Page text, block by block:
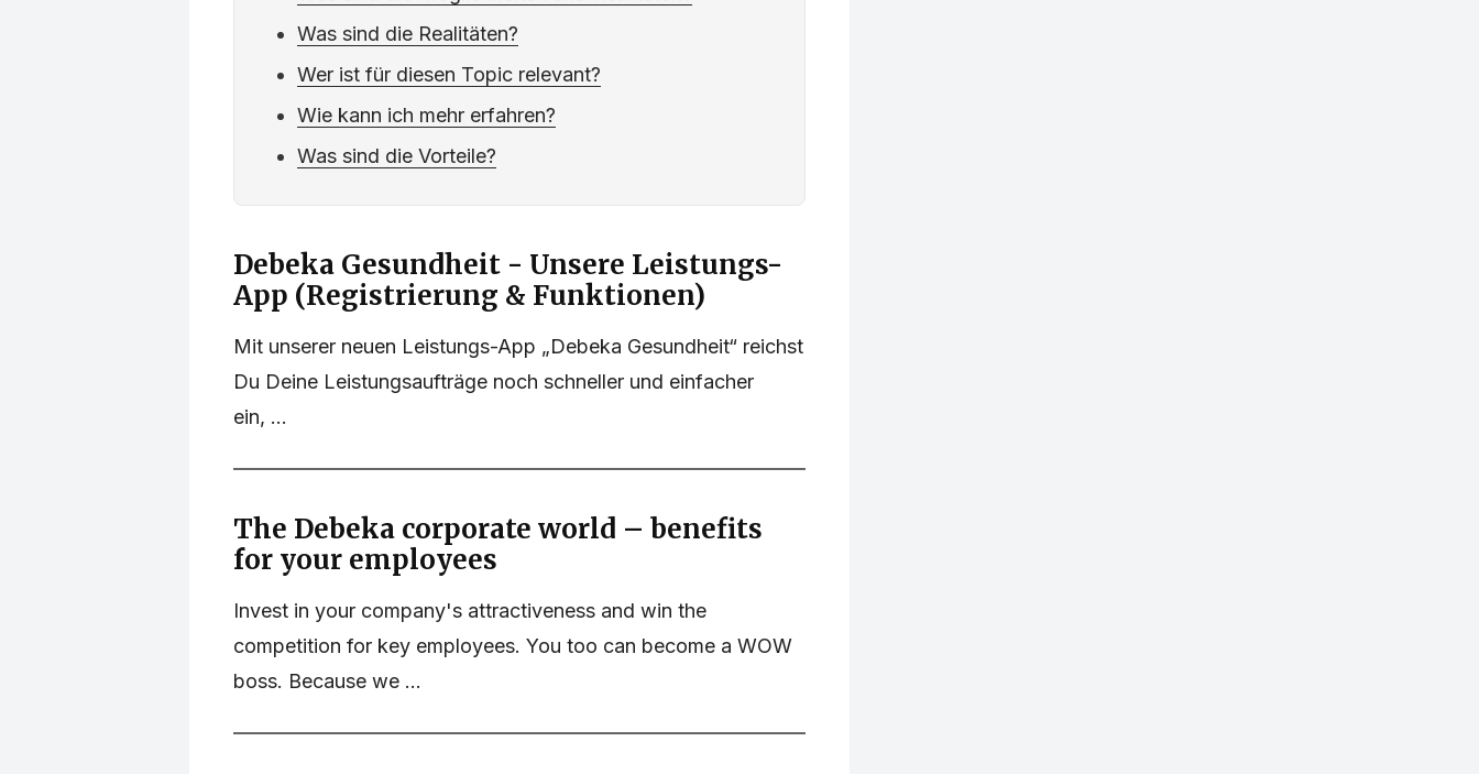
Was sind die Realitäten?
Wer ist für diesen Topic relevant?
Wie kann ich mehr erfahren?
Was sind die Vorteile?
Debeka Gesundheit - Unsere Leistungs-
App (Registrierung & Funktionen)
Mit unserer neuen Leistungs-App „Debeka Gesundheit“ reichst
Du Deine Leistungsaufträge noch schneller und einfacher
ein, ...
The Debeka corporate world – benefits
for your employees
Invest in your company's attractiveness and win the
competition for key employees. You too can become a WOW
boss. Because we ...